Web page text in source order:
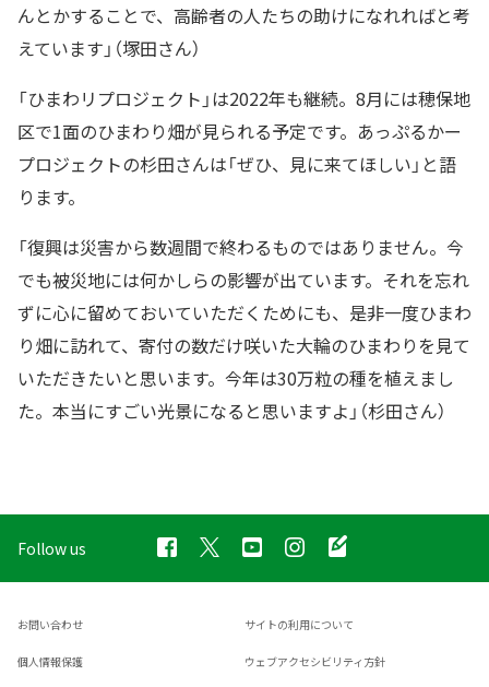
んとかすることで、高齢者の人たちの助けになれればと考
えています」（塚田さん）
「ひまわリプロジェクト」は2022年も継続。8月には穂保地
区で1面のひまわり畑が見られる予定です。あっぷるかー
プロジェクトの杉田さんは「ぜひ、見に来てほしい」と語
ります。
「復興は災害から数週間で終わるものではありません。今
でも被災地には何かしらの影響が出ています。それを忘れ
ずに心に留めておいていただくためにも、是非一度ひまわ
り畑に訪れて、寄付の数だけ咲いた大輪のひまわりを見て
いただきたいと思います。今年は30万粒の種を植えまし
た。本当にすごい光景になると思いますよ」（杉田さん）
Follow us
お問い合わせ サイトの利用について
個人情報保護 ウェブアクセシビリティ方針